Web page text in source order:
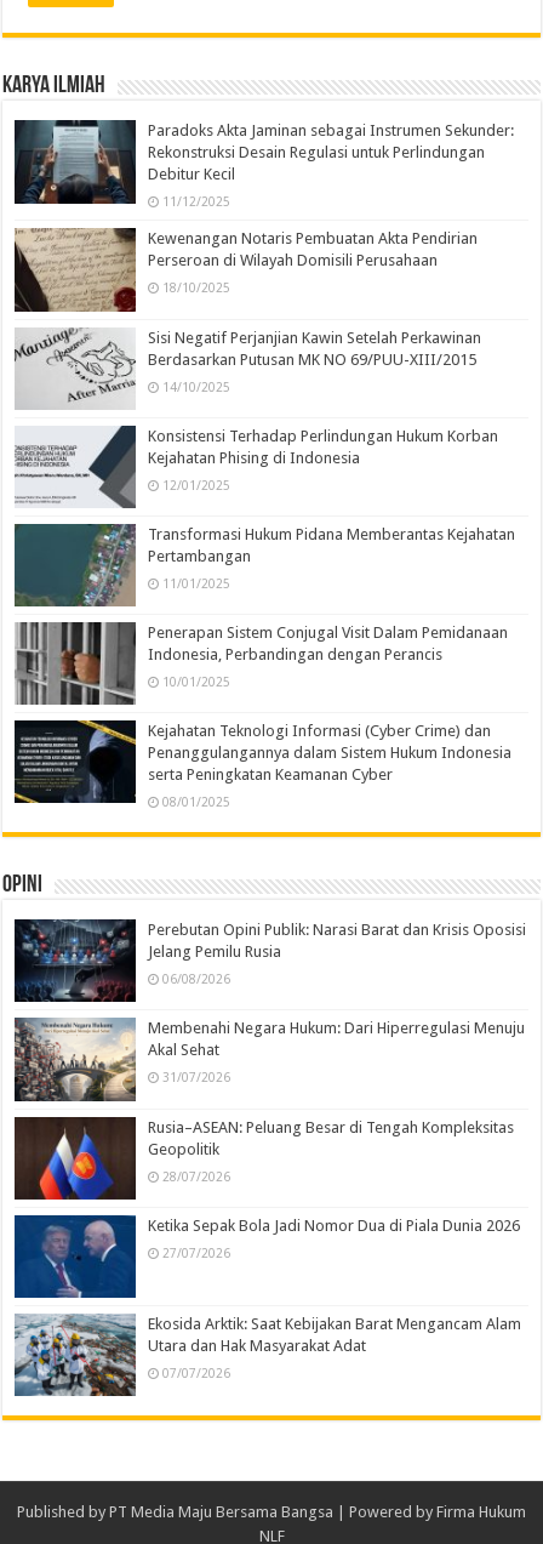
Karya Ilmiah
Paradoks Akta Jaminan sebagai Instrumen Sekunder:
Rekonstruksi Desain Regulasi untuk Perlindungan
Debitur Kecil
11/12/2025
Kewenangan Notaris Pembuatan Akta Pendirian
Perseroan di Wilayah Domisili Perusahaan
18/10/2025
Sisi Negatif Perjanjian Kawin Setelah Perkawinan
Berdasarkan Putusan MK NO 69/PUU-XIII/2015
14/10/2025
Konsistensi Terhadap Perlindungan Hukum Korban
Kejahatan Phising di Indonesia
12/01/2025
Transformasi Hukum Pidana Memberantas Kejahatan
Pertambangan
11/01/2025
Penerapan Sistem Conjugal Visit Dalam Pemidanaan
Indonesia, Perbandingan dengan Perancis
10/01/2025
Kejahatan Teknologi Informasi (Cyber Crime) dan
Penanggulangannya dalam Sistem Hukum Indonesia
serta Peningkatan Keamanan Cyber
08/01/2025
Opini
Perebutan Opini Publik: Narasi Barat dan Krisis Oposisi
Jelang Pemilu Rusia
06/08/2026
Membenahi Negara Hukum: Dari Hiperregulasi Menuju
Akal Sehat
31/07/2026
Rusia–ASEAN: Peluang Besar di Tengah Kompleksitas
Geopolitik
28/07/2026
Ketika Sepak Bola Jadi Nomor Dua di Piala Dunia 2026
27/07/2026
Ekosida Arktik: Saat Kebijakan Barat Mengancam Alam
Utara dan Hak Masyarakat Adat
07/07/2026
Published by PT Media Maju Bersama Bangsa | Powered by Firma Hukum
NLF